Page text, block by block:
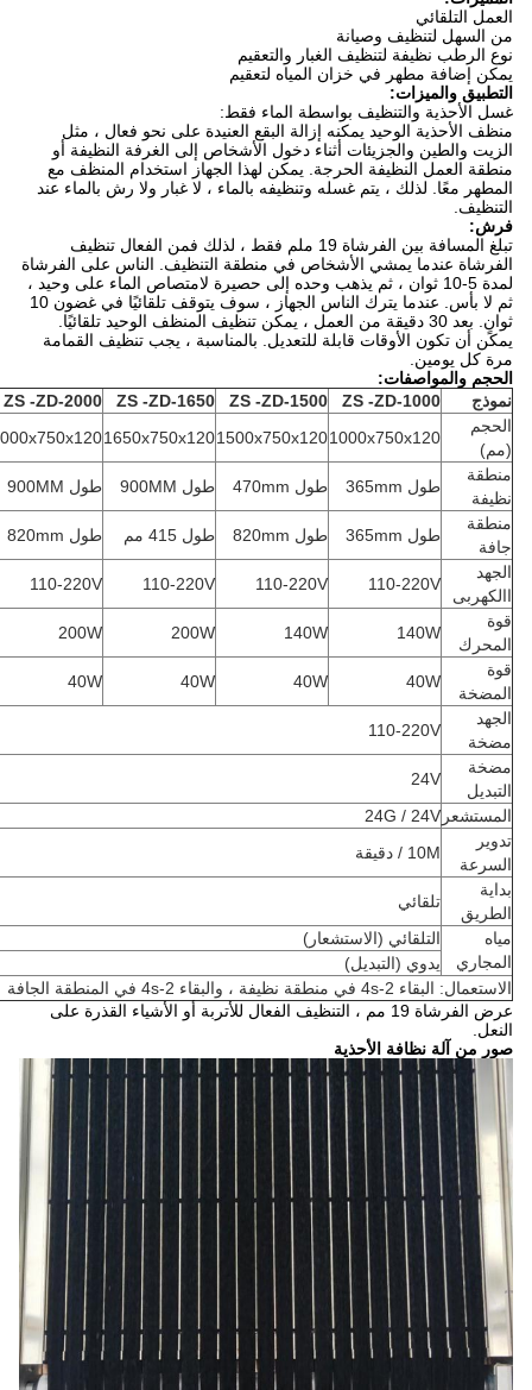
العمل التلقائي
من السهل لتنظيف وصيانة
نوع الرطب نظيفة لتنظيف الغبار والتعقيم
يمكن إضافة مطهر في خزان المياه لتعقيم
التطبيق والميزات:
غسل الأحذية والتنظيف بواسطة الماء فقط:
منظف ​​الأحذية الوحيد يمكنه إزالة البقع العنيدة على نحو فعال ، مثل
الزيت والطين والجزيئات أثناء دخول الأشخاص إلى الغرفة النظيفة أو
منطقة العمل النظيفة الحرجة. يمكن لهذا الجهاز استخدام المنظف مع
المطهر معًا. لذلك ، يتم غسله وتنظيفه بالماء ، لا غبار ولا رش بالماء عند
التنظيف.
فرش:
تبلغ المسافة بين الفرشاة 19 ملم فقط ، لذلك فمن الفعال تنظيف
الفرشاة عندما يمشي الأشخاص في منطقة التنظيف. الناس على الفرشاة
لمدة 5-10 ثوان ، ثم يذهب وحده إلى حصيرة لامتصاص الماء على وحيد ،
ثم لا بأس. عندما يترك الناس الجهاز ، سوف يتوقف تلقائيًا في غضون 10
ثوانٍ. بعد 30 دقيقة من العمل ، يمكن تنظيف المنظف الوحيد تلقائيًا.
يمكن أن تكون الأوقات قابلة للتعديل. بالمناسبة ، يجب تنظيف القمامة
مرة كل يومين.
الحجم والمواصفات:
نموذج
ZS -ZD-1000
ZS -ZD-1500
ZS -ZD-1650
ZS -ZD-2000
الحجم
(مم)
1000x750x120
1500x750x120
1650x750x120
منطقة
نظيفة
طول 365mm طول 470mm طول 900MM
طول 900MM
منطقة
جافة
طول 365mm طول 820mm طول 415 مم
طول 820mm
الجهد
االكهربى
110-220V
110-220V
110-220V
110-220V
قوة
المحرك
140W
140W
200W
200W
قوة
المضخة
40W
40W
40W
40W
الجهد
مضخة
110-220V
مضخة
التبديل
24V
المستشعر 24G / 24V
تدوير
السرعة
10M / دقيقة
بداية
الطريق
تلقائي
مياه
المجاري
التلقائي (الاستشعار)
يدوي (التبديل)
الاستعمال: البقاء 2-4s في منطقة نظيفة ، والبقاء 2-4s في المنطقة الجافة
عرض الفرشاة 19 مم ، التنظيف الفعال للأتربة أو الأشياء القذرة على
النعل.
صور من آلة نظافة الأحذية